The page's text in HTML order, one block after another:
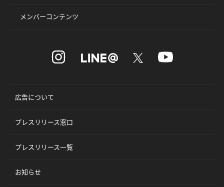
メンバーコンテンツ
広告について
プレスリリース窓口
プレスリリース一覧
お知らせ